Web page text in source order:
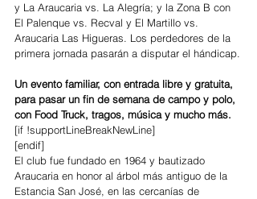
y La Araucaria vs. La Alegría; y la Zona B con
El Palenque vs. Recval y El Martillo vs.
Araucaria Las Higueras. Los perdedores de la
primera jornada pasarán a disputar el hándicap.
Un evento familiar, con entrada libre y gratuita,
para pasar un fin de semana de campo y polo,
con Food Truck, tragos, música y mucho más.
[if !supportLineBreakNewLine]
[endif]
El club fue fundado en 1964 y bautizado
Araucaria en honor al árbol más antiguo de la
Estancia San José, en las cercanías de